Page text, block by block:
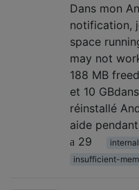
Dans mon
notification,
space
may not
188 MB
et 10
réinstallé
aide
29
insufficient-